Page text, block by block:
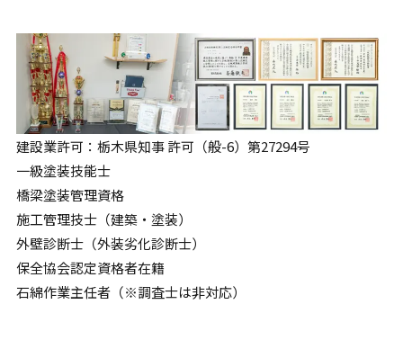
建設業許可：栃木県知事 許可（般-6）第27294号
一級塗装技能士
橋梁塗装管理資格
施工管理技士（建築・塗装）
外壁診断士（外装劣化診断士）
保全協会認定資格者在籍
石綿作業主任者（※調査士は非対応）